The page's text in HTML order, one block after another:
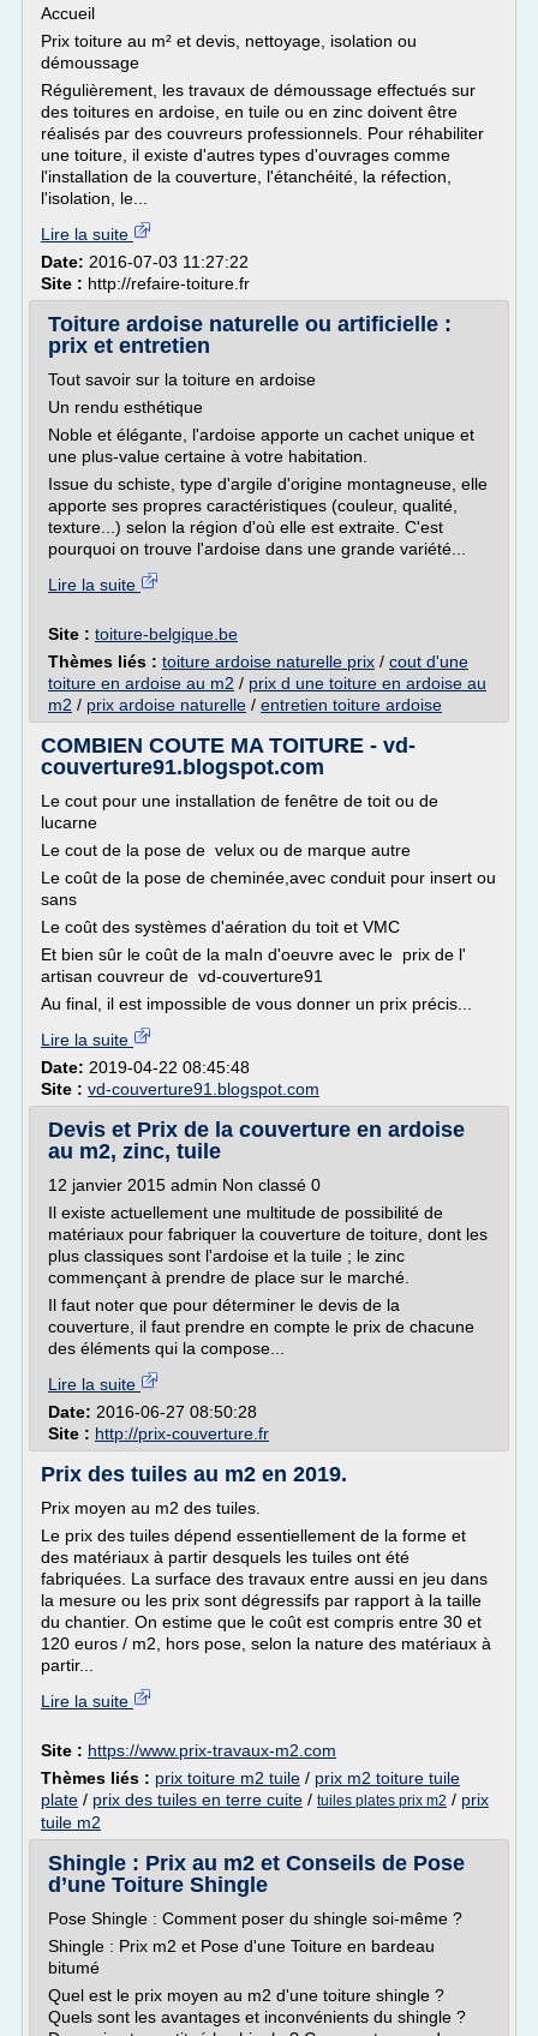
Accueil
Prix toiture au m² et devis, nettoyage, isolation ou
démoussage
Régulièrement, les travaux de démoussage effectués sur
des toitures en ardoise, en tuile ou en zinc doivent être
réalisés par des couvreurs professionnels. Pour réhabiliter
une toiture, il existe d'autres types d'ouvrages comme
l'installation de la couverture, l'étanchéité, la réfection,
l'isolation, le...
Lire la suite
Date: 2016-07-03 11:27:22
Site : http://refaire-toiture.fr
Toiture ardoise naturelle ou artificielle :
prix et entretien
Tout savoir sur la toiture en ardoise
Un rendu esthétique
Noble et élégante, l'ardoise apporte un cachet unique et
une plus-value certaine à votre habitation.
Issue du schiste, type d'argile d'origine montagneuse, elle
apporte ses propres caractéristiques (couleur, qualité,
texture...) selon la région d'où elle est extraite. C'est
pourquoi on trouve l'ardoise dans une grande variété...
Lire la suite
Site : toiture-belgique.be
Thèmes liés : toiture ardoise naturelle prix / cout d'une
toiture en ardoise au m2 / prix d une toiture en ardoise au
m2 / prix ardoise naturelle / entretien toiture ardoise
COMBIEN COUTE MA TOITURE - vd-
couverture91.blogspot.com
Le cout pour une installation de fenêtre de toit ou de
lucarne
Le cout de la pose de velux ou de marque autre
Le coût de la pose de cheminée,avec conduit pour insert ou
sans
Le coût des systèmes d'aération du toit et VMC
Et bien sûr le coût de la maIn d'oeuvre avec le prix de l'
artisan couvreur de vd-couverture91
Au final, il est impossible de vous donner un prix précis...
Lire la suite
Date: 2019-04-22 08:45:48
Site : vd-couverture91.blogspot.com
Devis et Prix de la couverture en ardoise
au m2, zinc, tuile
12 janvier 2015 admin Non classé 0
Il existe actuellement une multitude de possibilité de
matériaux pour fabriquer la couverture de toiture, dont les
plus classiques sont l'ardoise et la tuile ; le zinc
commençant à prendre de place sur le marché.
Il faut noter que pour déterminer le devis de la
couverture, il faut prendre en compte le prix de chacune
des éléments qui la compose...
Lire la suite
Date: 2016-06-27 08:50:28
Site : http://prix-couverture.fr
Prix des tuiles au m2 en 2019.
Prix moyen au m2 des tuiles.
Le prix des tuiles dépend essentiellement de la forme et
des matériaux à partir desquels les tuiles ont été
fabriquées. La surface des travaux entre aussi en jeu dans
la mesure ou les prix sont dégressifs par rapport à la taille
du chantier. On estime que le coût est compris entre 30 et
120 euros / m2, hors pose, selon la nature des matériaux à
partir...
Lire la suite
Site : https://www.prix-travaux-m2.com
Thèmes liés : prix toiture m2 tuile / prix m2 toiture tuile
plate / prix des tuiles en terre cuite / tuiles plates prix m2 / prix
tuile m2
Shingle : Prix au m2 et Conseils de Pose
d’une Toiture Shingle
Pose Shingle : Comment poser du shingle soi-même ?
Shingle : Prix m2 et Pose d'une Toiture en bardeau
bitumé
Quel est le prix moyen au m2 d'une toiture shingle ?
Quels sont les avantages et inconvénients du shingle ?